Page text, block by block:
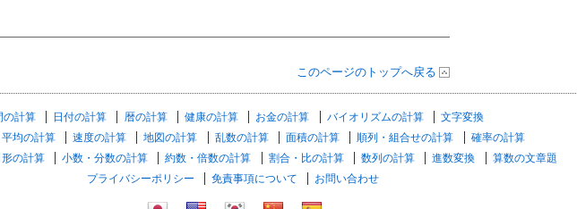
このページのトップへ戻る
の計算 日付の計算 暦の計算 健康の計算 お金の計算 バイオリズムの計算
文字変換
平均の計算 速度の計算 地図の計算 乱数の計算 面積の計算 順列・組合せの計算
確率の計算
の計算 小数・分数の計算 約数・倍数の計算 割合・比の計算 数列の計算 進数変換
算数の文章題
プライバシーポリシー
免責事項について お問い合わせ